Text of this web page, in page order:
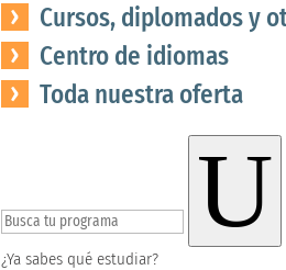
Cursos, diplomados y
Centro de idiomas
Toda nuestra oferta
U
¿Ya sabes qué estudiar?